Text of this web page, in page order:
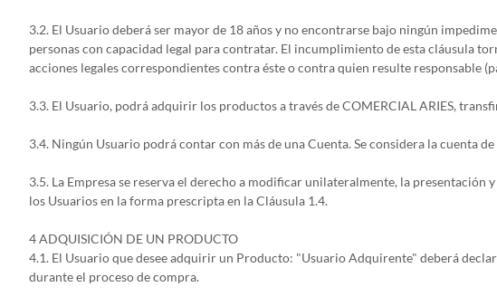
3.2. El Usuario deberá ser mayor de 18 años y no encontrarse bajo ningún
personas con capacidad legal para contratar. El incumplimiento de esta cláusula
acciones legales correspondientes contra éste o contra quien resulte responsable
3.3. El Usuario, podrá adquirir los productos a través de COMERCIAL ARIES,
3.4. Ningún Usuario podrá contar con más de una Cuenta. Se considera la cuenta
3.5. La Empresa se reserva el derecho a modificar unilateralmente, la
los Usuarios en la forma prescripta en la Cláusula 1.4.
4 ADQUISICIÓN DE UN PRODUCTO
4.1. El Usuario que desee adquirir un Producto: "Usuario Adquirente" deberá
durante el proceso de compra.